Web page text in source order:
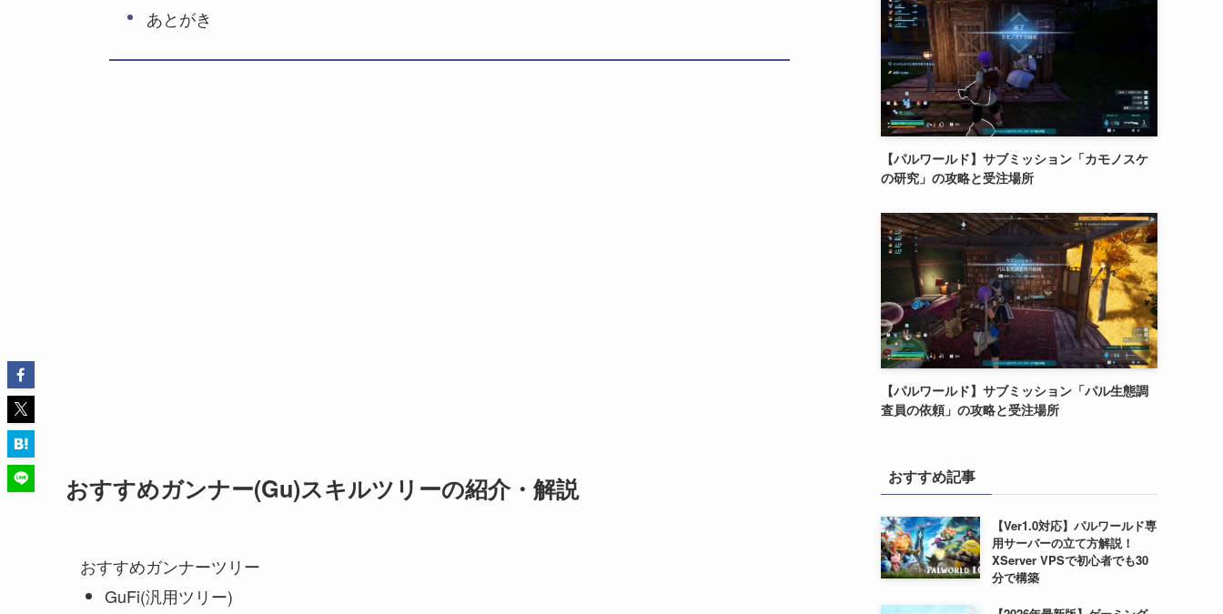
あとがき
おすすめガンナー(Gu)スキルツリーの紹介・解説
おすすめガンナーツリー
GuFi(汎用ツリー)
【パルワールド】サブミッション「カモノスケ
の研究」の攻略と受注場所
【パルワールド】サブミッション「パル生態調
査員の依頼」の攻略と受注場所
おすすめ記事
【Ver1.0対応】パルワールド専
用サーバーの立て方解説！
XServer VPSで初心者でも30
分で構築